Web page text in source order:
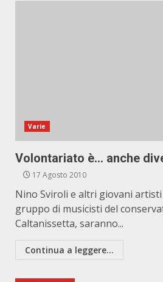
Varie
Volontariato è… anche
17 Agosto 2010
Nino Sviroli e altri giovani
gruppo di musicisti del
Caltanissetta, saranno...
Continua a leggere...